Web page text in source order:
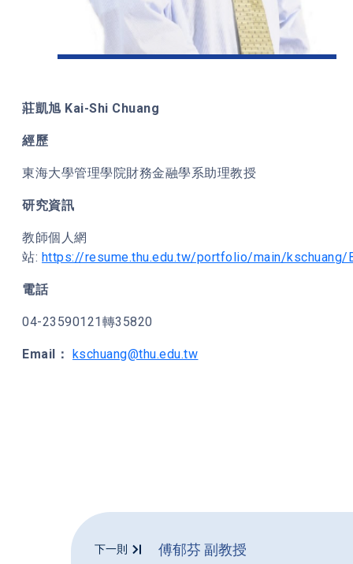
莊凱旭 Kai-Shi Chuang
經歷
東海大學管理學院財務金融學系助理教授
研究資訊
教師個人網
站: https://resume.thu.edu.tw/portfolio/main/kschuang/
電話
04-23590121轉35820
Email： kschuang@thu.edu.tw
下一則 傅郁芬 副教授